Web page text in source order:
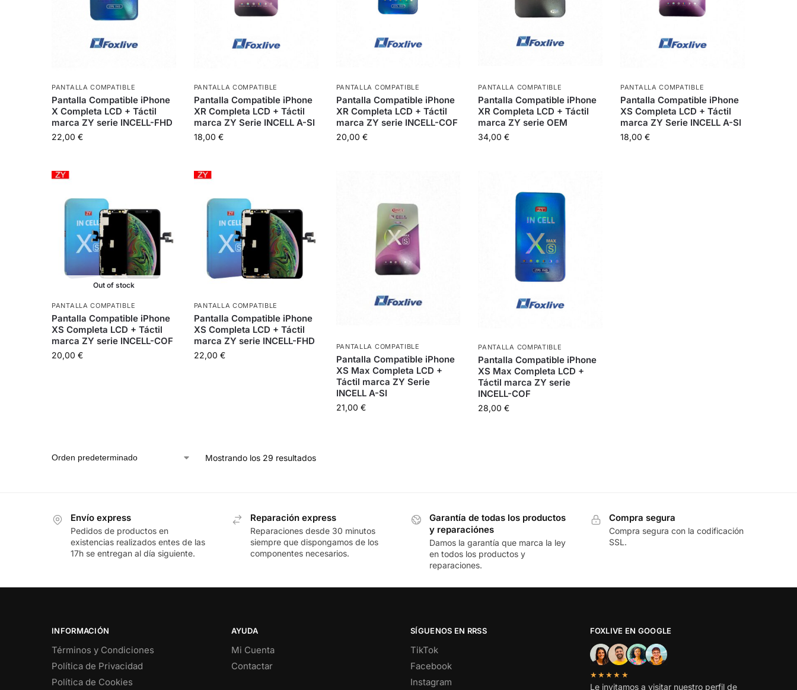
PANTALLA COMPATIBLE
Pantalla Compatible iPhone
X Completa LCD + Táctil
marca ZY serie INCELL-FHD
22,00 €
PANTALLA COMPATIBLE
Pantalla Compatible iPhone
XR Completa LCD + Táctil
marca ZY Serie INCELL A-SI
18,00 €
PANTALLA COMPATIBLE
Pantalla Compatible iPhone
XR Completa LCD + Táctil
marca ZY serie INCELL-COF
20,00 €
PANTALLA COMPATIBLE
Pantalla Compatible iPhone
XR Completa LCD + Táctil
marca ZY serie OEM
34,00€
PANTALLA COMPATIBLE
Pantalla Compatible iPhone
XS Completa LCD + Táctil
marca ZY Serie INCELL A-SI
18,00 €
Out of stock
PANTALLA COMPATIBLE
Pantalla Compatible iPhone
XS Completa LCD + Táctil
marca ZY serie INCELL-COF
20,00 €
PANTALLA COMPATIBLE
Pantalla Compatible iPhone
XS Completa LCD + Táctil
marca ZY serie INCELL-FHD
22,00 €
PANTALLA COMPATIBLE
Pantalla Compatible iPhone
XS Max Completa LCD +
Táctil marca ZY Serie
INCELL A-SI
21,00 €
PANTALLA COMPATIBLE
Pantalla Compatible iPhone
XS Max Completa LCD +
Táctil marca ZY serie
INCELL-COF
28,00€
Mostrando los 29 resultados
Envío express
Pedidos de productos en
existencias realizados entes de las
17h se entregan al día siguiente.
Reparación express
Reparaciones desde 30 minutos
siempre que dispongamos de los
componentes necesarios.
Garantía de todas los productos
y reparaciónes
Damos la garantía que marca la ley
en todos los productos y
reparaciones.
Compra segura
Compra segura con la codificación
SSL.
INFORMACIÓN
Términos y Condiciones
Política de Privacidad
Política de Cookies
AYUDA
Mi Cuenta
Contactar
SÍGUENOS EN RRSS
TikTok
Facebook
Instagram
FOXLIVE EN GOOGLE
★★★★★
Le invitamos a visitar nuestro perfil de